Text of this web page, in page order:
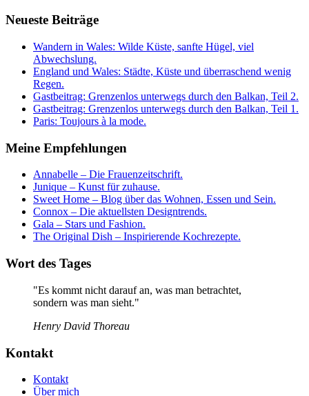
Neueste Beiträge
Wandern in Wales: Wilde Küste, sanfte Hügel, viel
Abwechslung.
England und Wales: Städte, Küste und überraschend wenig
Regen.
Gastbeitrag: Grenzenlos unterwegs durch den Balkan, Teil 2.
Gastbeitrag: Grenzenlos unterwegs durch den Balkan, Teil 1.
Paris: Toujours à la mode.
Meine Empfehlungen
Annabelle – Die Frauenzeitschrift.
Junique – Kunst für zuhause.
Sweet Home – Blog über das Wohnen, Essen und Sein.
Connox – Die aktuellsten Designtrends.
Gala – Stars und Fashion.
The Original Dish – Inspirierende Kochrezepte.
Wort des Tages
"Es kommt nicht darauf an, was man betrachtet,
sondern was man sieht."
Henry David Thoreau
Kontakt
Kontakt
Über mich